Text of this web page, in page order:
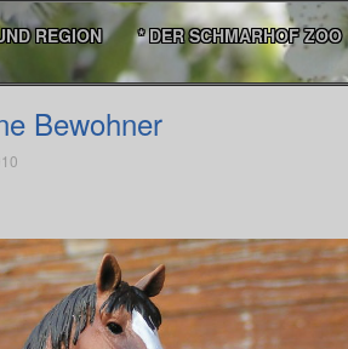
REGION * DER SCHMARHOF ZOO
Bewohner